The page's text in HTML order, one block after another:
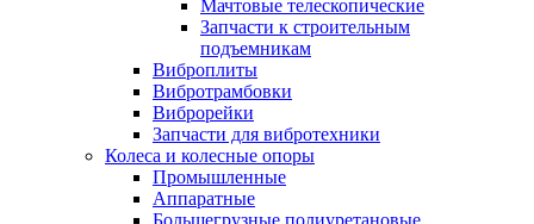
Мачтовые телескопические
Запчасти к строительным
подъемникам
Виброплиты
Вибротрамбовки
Виброрейки
Запчасти для вибротехники
Колеса и колесные опоры
Промышленные
Аппаратные
Большегрузные полиуретановые